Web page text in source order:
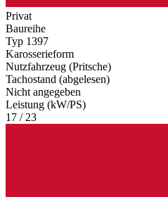
Privat
Baureihe
Typ 1397
Karosserieform
Nutzfahrzeug (Pritsche)
Tachostand (abgelesen)
Nicht angegeben
Leistung (kW/PS)
17 / 23